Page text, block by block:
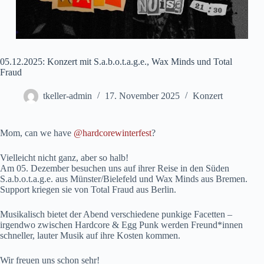
05.12.2025: Konzert mit S.a.b.o.t.a.g.e., Wax Minds und Total
Fraud
tkeller-admin 17. November 2025 Konzert
Mom, can we have @hardcorewinterfest?
Vielleicht nicht ganz, aber so halb!
Am 05. Dezember besuchen uns auf ihrer Reise in den Süden
S.a.b.o.t.a.g.e. aus Münster/Bielefeld und Wax Minds aus Bremen.
Support kriegen sie von Total Fraud aus Berlin.
Musikalisch bietet der Abend verschiedene punkige Facetten –
irgendwo zwischen Hardcore & Egg Punk werden Freund*innen
schneller, lauter Musik auf ihre Kosten kommen.
Wir freuen uns schon sehr!